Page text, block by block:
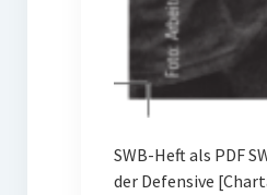
SWB-Heft als PDF
der Defensive